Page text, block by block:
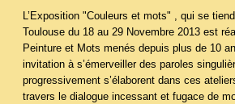
L’Exposition "Couleurs et mots" , qui se
Toulouse du 18 au 29 Novembre 2013 est
Peinture et Mots menés depuis plus de 10
invitation à s’émerveiller des paroles
progressivement s’élaborent dans ces
travers le dialogue incessant et fugace de